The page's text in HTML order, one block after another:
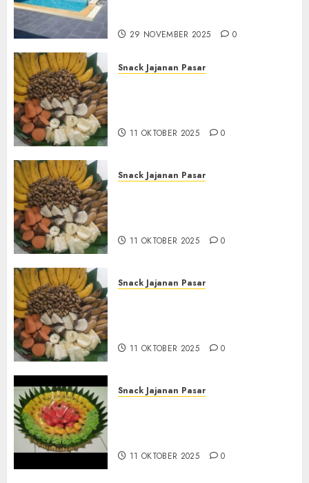
29 NOVEMBER 2025 0
Snack Jajanan Pasar
11 OKTOBER 2025 0
Snack Jajanan Pasar
11 OKTOBER 2025 0
Snack Jajanan Pasar
11 OKTOBER 2025 0
Snack Jajanan Pasar
11 OKTOBER 2025 0